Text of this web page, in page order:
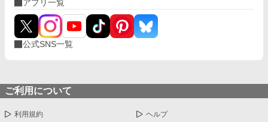
アプリ一覧
公式SNS一覧
ご利用について
利用規約 ヘルプ